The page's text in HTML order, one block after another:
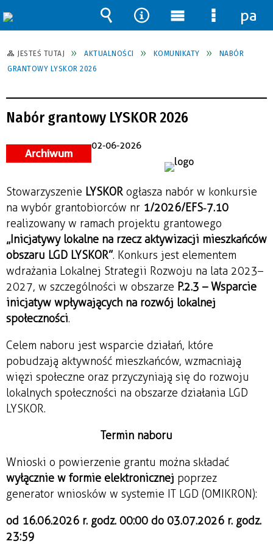
JESTEŚ TUTAJ AKTUALNOŚCI KOMUNIKATY
NABÓR
GRANTOWY LYSKOR 2026
Nabór grantowy LYSKOR 2026
Archiwum
02-06-2026
Stowarzyszenie LYSKOR ogłasza nabór w konkursie
na wybór grantobiorców nr 1/2026/EFS‑7.10
„Inicjatywy lokalne na rzecz aktywizacji mieszkańców
obszaru LGD LYSKOR”. Konkurs jest elementem
wdrażania Lokalnej Strategii Rozwoju na lata 2023–
2027, w szczególności w obszarze P.2.3 – Wsparcie
inicjatyw wpływających na rozwój lokalnej
społeczności.
Celem naboru jest wsparcie działań, które
pobudzają aktywność mieszkańców, wzmacniają
więzi społeczne oraz przyczyniają się do rozwoju
lokalnych społeczności na obszarze działania LGD
LYSKOR.
Termin naboru
wyłącznie w formie elektronicznej poprzez
generator wniosków w systemie IT LGD (OMIKRON):
od 16.06.2026 r. godz. 00:00 do 03.07.2026 r. godz.
23:59
Wyszukiwarka
Narzędzia
Menu
główne
Menu